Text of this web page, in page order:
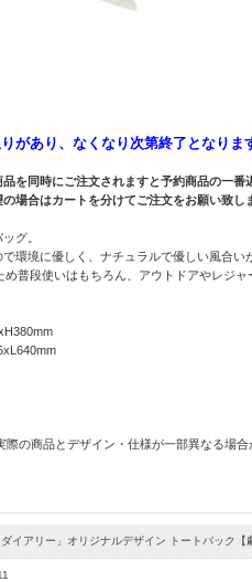
があり、なくなり次第終了となりま
を同時にご注文されますと予約商品の一番
場合はカートを分けてご注文をお願い致し
グ。
環境に優しく、ナチュラルで優しい風合い
普段使いはもちろん、アウトドアやレジャ
の商品とデザイン・仕様が一部異なる場合
イアリー」オリジナルデザイン トートバック【